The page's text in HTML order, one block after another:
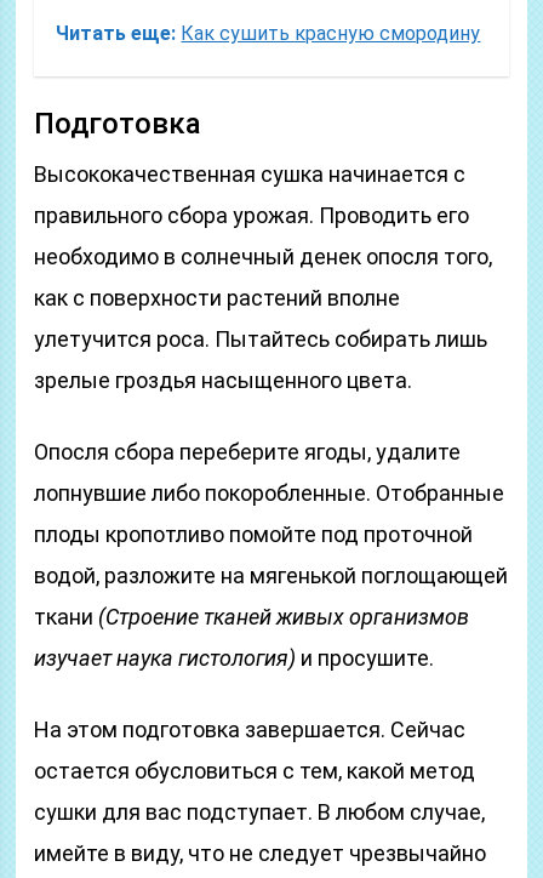
Читать еще: Как сушить красную смородину
Подготовка
Высококачественная сушка начинается с
правильного сбора урожая. Проводить его
необходимо в солнечный денек опосля того,
как с поверхности растений вполне
улетучится роса. Пытайтесь собирать лишь
зрелые гроздья насыщенного цвета.
Опосля сбора переберите ягоды, удалите
лопнувшие либо покоробленные. Отобранные
плоды кропотливо помойте под проточной
водой, разложите на мягенькой поглощающей
ткани (Строение тканей живых организмов
изучает наука гистология) и просушите.
На этом подготовка завершается. Сейчас
остается обусловиться с тем, какой метод
сушки для вас подступает. В любом случае,
имейте в виду, что не следует чрезвычайно